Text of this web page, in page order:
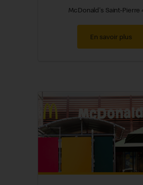
McDonald's Saint-Pierre
En savoir plus